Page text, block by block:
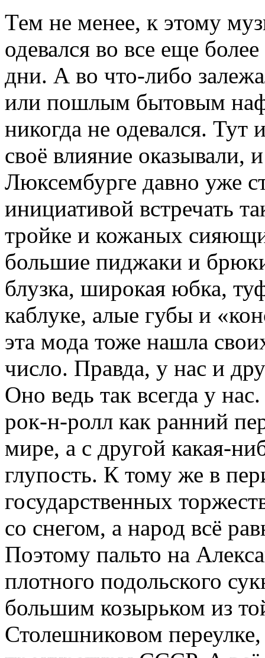
Тем не менее, к этому
одевался во все еще
дни. А во что-либо
или пошлым бытовым
никогда не одевался.
своё влияние оказывали,
Люксембурге давно уже
инициативой встречать
тройке и кожаных
большие пиджаки и
блузка, широкая юбка,
каблуке, алые губы и
эта мода тоже нашла
число. Правда, у нас и
Оно ведь так всегда у
рок-н-ролл как ранний
мире, а с другой какая-
глупость. К тому же в
государственных
со снегом, а народ всё
Поэтому пальто на
плотного подольского
большим козырьком из
Столешниковом